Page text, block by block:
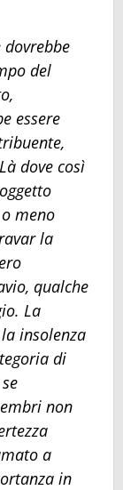
dovrebbe
del
essere
dove così
meno
la
qualche
La
insolenza
di
non
a
in